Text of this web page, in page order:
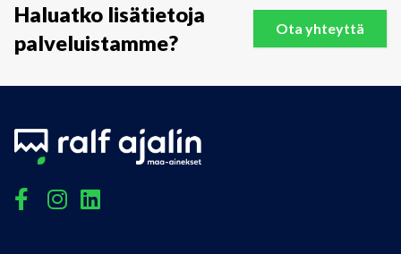
Haluatko lisätietoja
palveluistamme?
Ota yhteyttä
FacebookInstagram